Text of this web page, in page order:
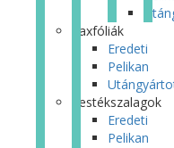
Faxfóliák
Eredeti
Pelikan
Festékszalagok
Eredeti
Pelikan